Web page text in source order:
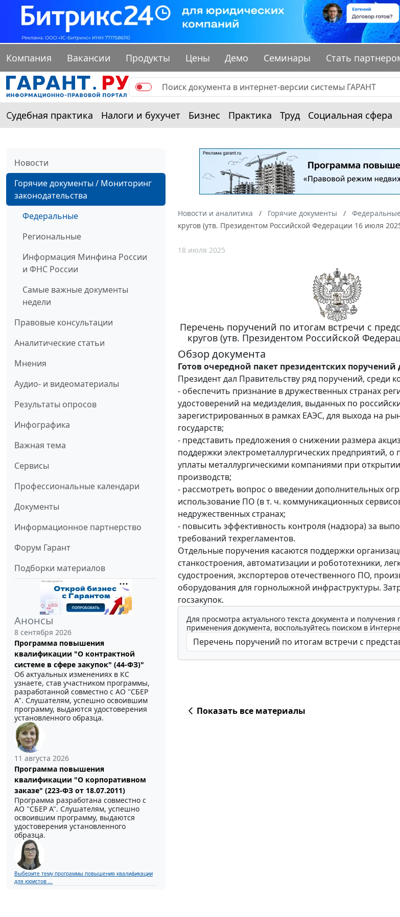
Компания Вакансии Продукты Цены Демо Семинары Стать
Судебная практика Налоги и бухучет Бизнес Практика Труд Социальная сфера
Новости
Горячие документы / Мониторинг
законодательства
Федеральные
Региональные
Информация Минфина России
и ФНС России
Самые важные документы
недели
Правовые консультации
Аналитические статьи
Мнения
Аудио- и видеоматериалы
Результаты опросов
Инфографика
Важная тема
Сервисы
Профессиональные календари
Документы
Информационное партнерство
Форум Гарант
Подборки материалов
Анонсы
8 сентября 2026
Программа повышения
квалификации "О контрактной
системе в сфере закупок" (44-ФЗ)"
Об актуальных изменениях в КС
узнаете, став участником программы,
разработанной совместно с АО ''СБЕР
А". Слушателям, успешно освоившим
программу, выдаются удостоверения
установленного образца.
11 августа 2026
Программа повышения
квалификации "О корпоративном
заказе" (223-ФЗ от 18.07.2011)
Программа разработана совместно с
АО ''СБЕР А". Слушателям, успешно
освоившим программу, выдаются
удостоверения установленного
образца.
Выберите тему программы повышения квалификации
для юристов ...
Новости и аналитика Горячие документы
кругов (утв. Президентом Российской Федерации 16 июля
18 июля 2025
Перечень поручений по итогам встречи с
кругов (утв. Президентом Российской
Обзор документа
Готов очередной пакет президентских
Президент дал Правительству ряд поручений, среди
- обеспечить признание в дружественных странах
удостоверений на медизделия, выданных по
зарегистрированных в рамках ЕАЭС, для выхода на
государств;
- представить предложения о снижении размера
поддержки электрометаллургических предприятий, о
уплаты металлургическими компаниями при
производств;
- рассмотреть вопрос о введении дополнительных
использование ПО (в т. ч. коммуникационных
недружественных странах;
- повысить эффективность контроля (надзора) за
требований техрегламентов.
Отдельные поручения касаются поддержки
станкостроения, автоматизации и робототехники,
судостроения, экспортеров отечественного ПО,
оборудования для горнолыжной инфраструктуры.
госзакупок.
Для просмотра актуального текста документа и
применения документа, воспользуйтесь поиском в
Показать все материалы